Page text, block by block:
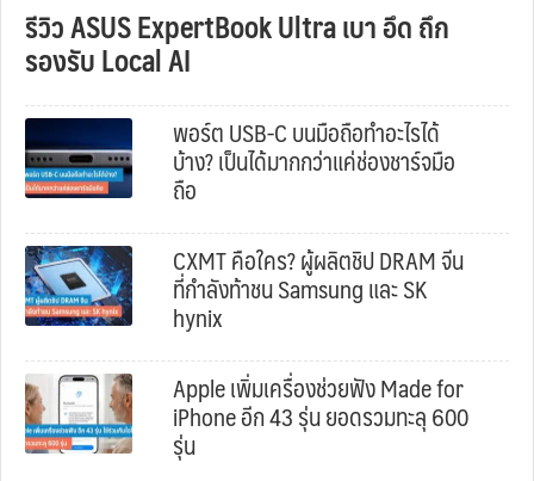
รีวิว ASUS ExpertBook Ultra เบา อึด ถึก
รองรับ Local AI
พอร์ต USB-C บนมือถือทำอะไรได้
บ้าง? เป็นได้มากกว่าแค่ช่องชาร์จมือ
ถือ
CXMT คือใคร? ผู้ผลิตชิป DRAM จีน
ที่กำลังท้าชน Samsung และ SK
hynix
Apple เพิ่มเครื่องช่วยฟัง Made for
iPhone อีก 43 รุ่น ยอดรวมทะลุ 600
รุ่น